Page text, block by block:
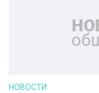
НОВОСТИ